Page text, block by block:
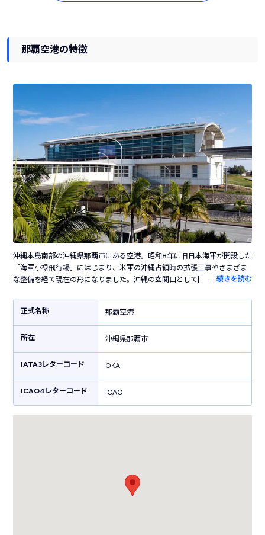
那覇空港の特徴
沖縄本島南部の沖縄県那覇市にある空港。昭和8年に旧日本海軍が開設した
「海軍小禄飛行場」にはじまり、米軍の沖縄占領時の拡張工事やさまざま
な整備を経て現在の形になりました。沖縄の玄関口として国内外を、そし
航します。空港内各所には鮮やかな花が飾られていて、南国らしい雰囲気
で出迎えてくれます。空港内にはたくさんのお店が立ち並び、ソーキそば
やオリオンビールなど沖縄らしいグルメを販売しています。ちんすこうや
紅芋タルトなどの沖縄土産もたくさん販売しており、ショッピングも楽し
める空港です。
…続きを読む
正式名称 那覇空港
所在 沖縄県那覇市
IATA3レターコード OKA
ICAO4レターコード ICAO